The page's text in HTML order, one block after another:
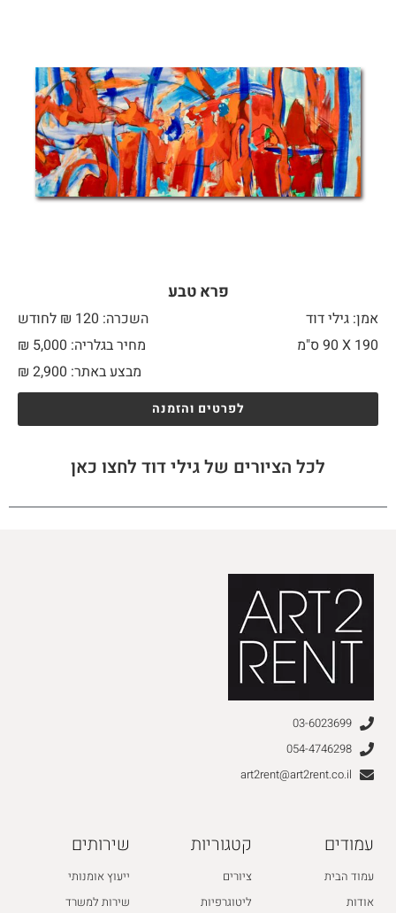
פרא טבע
אמן: גילי דוד
השכרה: 120 ₪ לחודש
190 X
מחיר בגלריה: 5,000 ₪
מבצע באתר:
₪ 2,900
לפרטים והזמנה
לכל הציורים של גילי דוד לחצו כאן
03-6023699
054-4746298
art2rent@art2rent.co.il
עמודים
עמוד הבית
אודות
קטגוריות
ציורים
ליטוגרפיות
שירותים
ייעוץ אומנותי
שירות למשרד